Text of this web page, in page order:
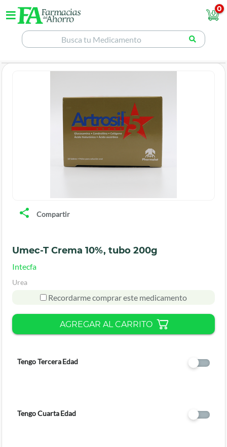
0
Compartir
Umec-T Crema 10%, tubo 200g
Intecfa
Urea
Recordarme comprar este medicamento
AGREGAR AL CARRITO
Tengo Tercera Edad
Tengo Cuarta Edad